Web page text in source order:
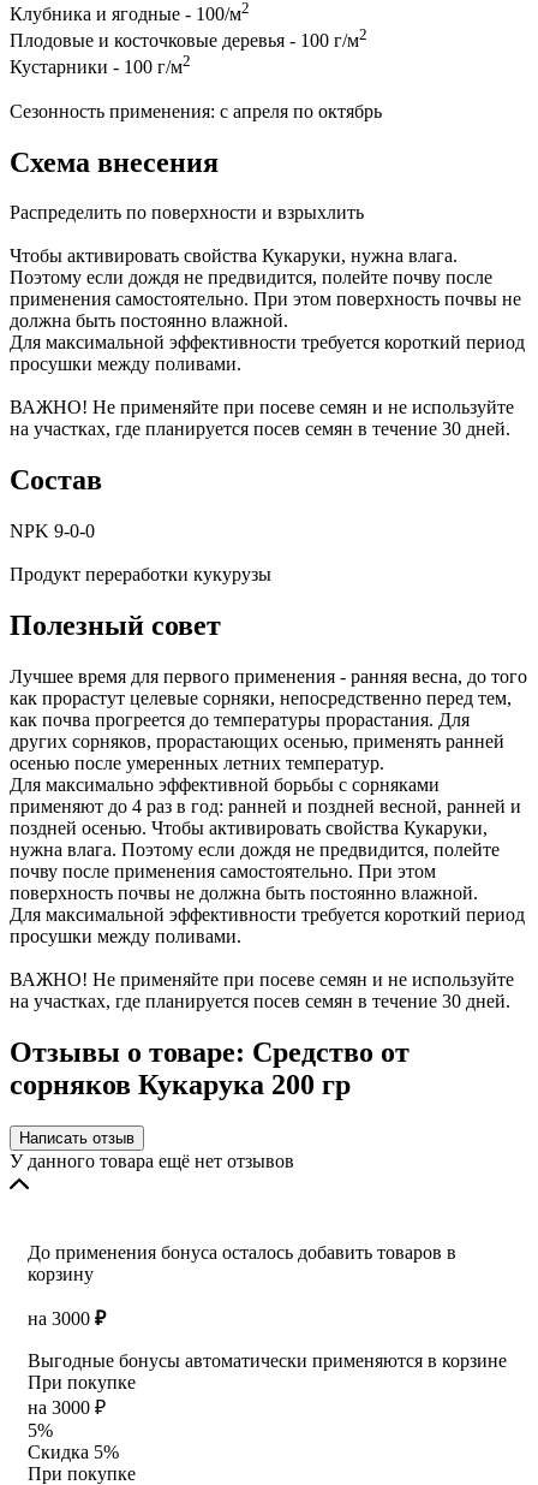
Клубника и ягодные - 100/м2
Плодовые и косточковые деревья - 100 г/м2
Кустарники - 100 г/м2
Сезонность применения: с апреля по октябрь
Схема внесения
Распределить по поверхности и взрыхлить
Чтобы активировать свойства Кукаруки, нужна влага.
Поэтому если дождя не предвидится, полейте почву после
применения самостоятельно. При этом поверхность почвы не
должна быть постоянно влажной.
Для максимальной эффективности требуется короткий период
просушки между поливами.
ВАЖНО! Не применяйте при посеве семян и не используйте
на участках, где планируется посев семян в течение 30 дней.
Состав
NPK 9-0-0
Продукт переработки кукурузы
Полезный совет
Лучшее время для первого применения - ранняя весна, до того
как прорастут целевые сорняки, непосредственно перед тем,
как почва прогреется до температуры прорастания. Для
других сорняков, прорастающих осенью, применять ранней
осенью после умеренных летних температур.
Для максимально эффективной борьбы с сорняками
применяют до 4 раз в год: ранней и поздней весной, ранней и
поздней осенью. Чтобы активировать свойства Кукаруки,
нужна влага. Поэтому если дождя не предвидится, полейте
почву после применения самостоятельно. При этом
поверхность почвы не должна быть постоянно влажной.
Для максимальной эффективности требуется короткий период
просушки между поливами.
ВАЖНО! Не применяйте при посеве семян и не используйте
на участках, где планируется посев семян в течение 30 дней.
Отзывы о товаре: Средство от
сорняков Кукарука 200 гр
Написать отзыв
У данного товара ещё нет отзывов
До применения бонуса осталось добавить товаров в
корзину
на 3000 ₽
Выгодные бонусы автоматически применяются в корзине
При покупке
на 3000 ₽
5%
Скидка 5%
При покупке